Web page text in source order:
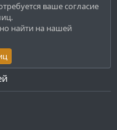
ваше согласие
найти на нашей